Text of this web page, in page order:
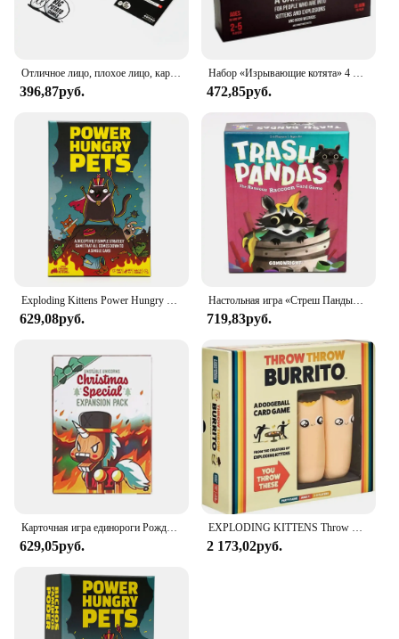
Отличное лицо, плохое лицо, карточная игра, веселая Семейная Игра для путешествий
396,87руб.
Набор «Изрывающие котята» 4 в 1, семейная вечеринка, настольная игра, забавная игрушка для взрослых и детей, карточная игра, подходящая для праздничного подарка
472,85руб.
Exploding Kittens Power Hungry Pets 2-6 — стратегическая и простая карточная игра — игра для вечеринки, семейная игра в ночное время, карточная игра для детей и взрослых
629,08руб.
Настольная игра «Стреш Панды» Вечеринка Семейная стратегическая игра Интересные карточные игры (английская версия)
719,83руб.
Карточная игра единороги Рождество специальный кошмарный взрыв экспандер взорвать оригинальный лай широкий зомби настольная игра котенок
629,05руб.
EXPLODING KITTENS Throw Throw Burrito A Карточная игра Dodgeball
2 173,02руб.